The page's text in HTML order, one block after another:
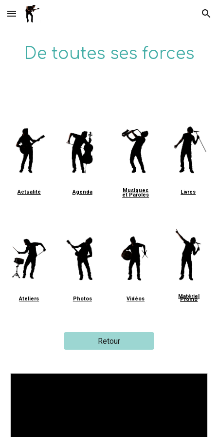
Skip to main content Skip to navigation
De toutes ses forces
Actualité Agenda Musiques
et Paroles Livres
Ateliers Photos Vidéos Matériel
Promo
Retour